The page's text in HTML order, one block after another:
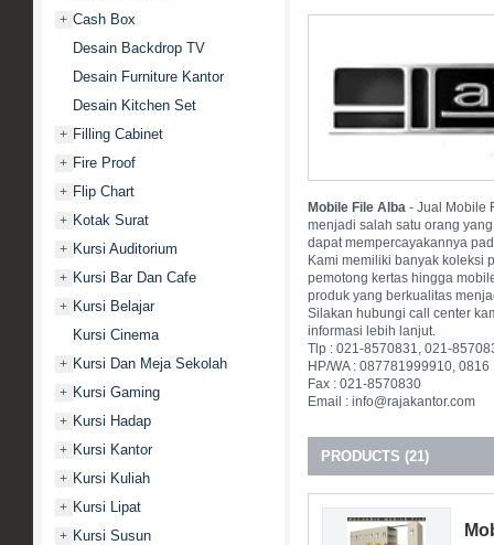
+ Cash Box
Desain Backdrop TV
Desain Furniture Kantor
Desain Kitchen Set
+ Filling Cabinet
+ Fire Proof
+ Flip Chart
+ Kotak Surat
+ Kursi Auditorium
+ Kursi Bar Dan Cafe
+ Kursi Belajar
Kursi Cinema
+ Kursi Dan Meja Sekolah
+ Kursi Gaming
+ Kursi Hadap
+ Kursi Kantor
+ Kursi Kuliah
+ Kursi Lipat
+ Kursi Susun
Mobile File Alba- Jual Mobile
menjadi salah satu orang
dapat mempercayakannya
Kami memiliki banyak koleksi
pemotong kertas hingga
produk yang berkualitas
Silakan hubungi call center
informasi lebih lanjut.
Tlp : 021-8570831, 021-
HP/WA : 087781999910,
Fax : 021-8570830
Email : info@rajakantor.com
PRODUCTS (21)